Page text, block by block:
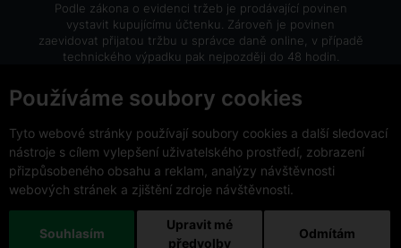
Používáme soubory cookies
Tyto webové stránky používají soubory cookies a další sledovací
nástroje s cílem vylepšení uživatelského prostředí, zobrazení
přizpůsobeného obsahu a reklam, analýzy návštěvnosti
webových stránek a zjištění zdroje návštěvnosti.
Souhlasím Odmítám
Upravit mé
předvolby
Podle zákona o evidenci tržeb je prodávající povinen
vystavit kupujícímu účtenku. Zároveň je povinen
zaevidovat přijatou tržbu u správce daně online, v případě
technického výpadku pak nejpozději do 48 hodin.
nápojů osobám mladším 18 let.
This site is protected by reCAPTCHA and the Google
Privacy Policy
and
apply.